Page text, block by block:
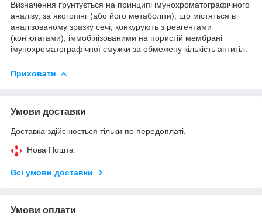
Визначення ґрунтується на принципі імунохроматографічного
аналізу, за якогопінг (або його метаболіти), що містяться в
аналізованому зразку сечі, конкурують з реагентами
(кон'югатами), іммобілізованими на пористій мембрані
імунохроматографічної смужки за обмежену кількість антитіл.
Приховати
Умови доставки
Доставка здійснюється тільки по передоплаті.
Нова Пошта
Всі умови доставки
Умови оплати